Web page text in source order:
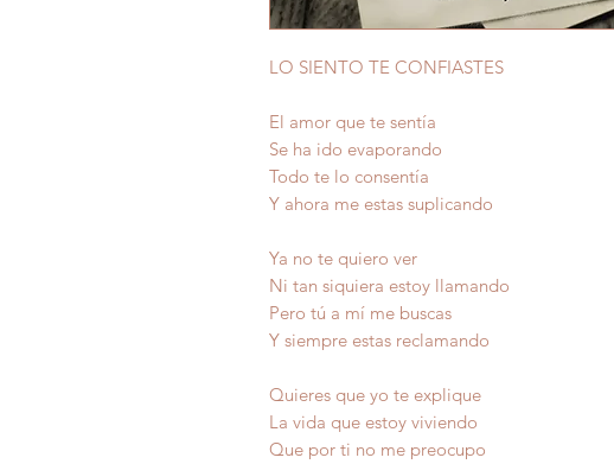
LO SIENTO TE CONFIASTES
El amor que te sentía
Se ha ido evaporando
Todo te lo consentía
Y ahora me estas suplicando
Ya no te quiero ver
Ni tan siquiera estoy llamando
Pero tú a mí me buscas
Y siempre estas reclamando
Quieres que yo te explique
La vida que estoy viviendo
Que por ti no me preocupo